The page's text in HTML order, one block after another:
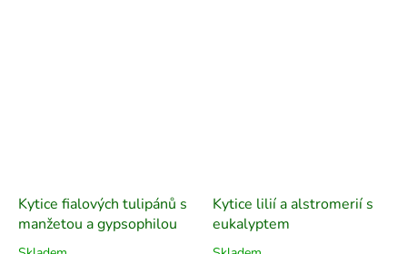
Kytice fialových tulipánů s
manžetou a gypsophilou
Kytice lilií a alstromerií s
eukalyptem